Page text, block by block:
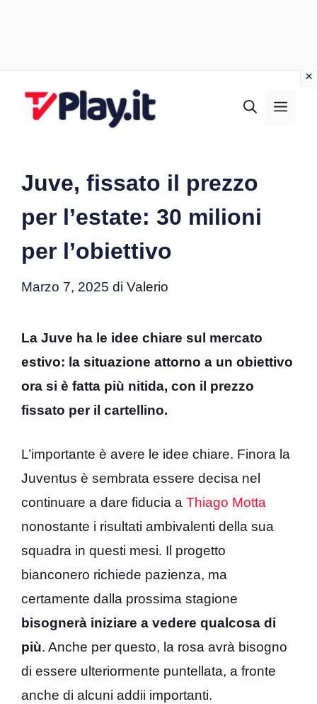
Juve, fissato il prezzo
per l’estate: 30 milioni
per l’obiettivo
Marzo 7, 2025 di Valerio
La Juve ha le idee chiare sul mercato
estivo: la situazione attorno a un obiettivo
ora si è fatta più nitida, con il prezzo
fissato per il cartellino.
L’importante è avere le idee chiare. Finora la
Juventus è sembrata essere decisa nel
continuare a dare fiducia a Thiago Motta
nonostante i risultati ambivalenti della sua
squadra in questi mesi. Il progetto
bianconero richiede pazienza, ma
certamente dalla prossima stagione
bisognerà iniziare a vedere qualcosa di
più. Anche per questo, la rosa avrà bisogno
di essere ulteriormente puntellata, a fronte
anche di alcuni addii importanti.